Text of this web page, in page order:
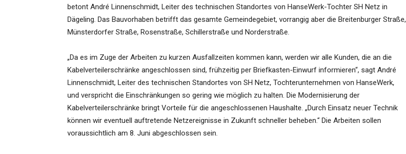
betont André Linnenschmidt, Leiter des technischen Standortes von HanseWerk-Tochter SH Netz in
Dägeling. Das Bauvorhaben betrifft das gesamte Gemeindegebiet, vorrangig aber die Breitenburger Straße,
Münsterdorfer Straße, Rosenstraße, Schillerstraße und Norderstraße.
„Da es im Zuge der Arbeiten zu kurzen Ausfallzeiten kommen kann, werden wir alle Kunden, die an die
Kabelverteilerschränke angeschlossen sind, frühzeitig per Briefkasten-Einwurf informieren“, sagt André
Linnenschmidt, Leiter des technischen Standortes von SH Netz, Tochterunternehmen von HanseWerk,
und verspricht die Einschränkungen so gering wie möglich zu halten. Die Modernisierung der
Kabelverteilerschränke bringt Vorteile für die angeschlossenen Haushalte. „Durch Einsatz neuer Technik
können wir eventuell auftretende Netzereignisse in Zukunft schneller beheben.“ Die Arbeiten sollen
voraussichtlich am 8. Juni abgeschlossen sein.